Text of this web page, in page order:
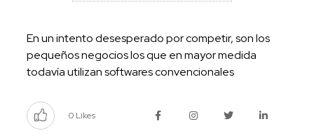
En un intento desesperado por competir, son los
pequeños negocios los que en mayor medida
todavía utilizan softwares convencionales
0 Likes